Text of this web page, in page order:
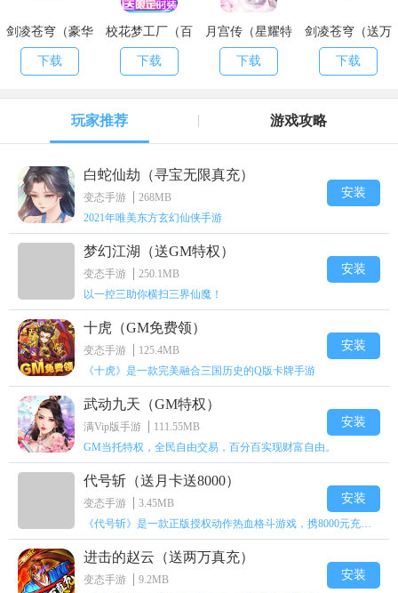
剑凌苍穹（豪华
特权）
下载
校花梦工厂（百
抽特权）
下载
月宫传（星耀特
权）
下载
剑凌苍穹（送万
元真充）
下载
玩家推荐 游戏攻略
白蛇仙劫（寻宝无限真充）
变态手游
268MB
2021年唯美东方玄幻仙侠手游
安装
梦幻江湖（送GM特权）
变态手游
250.1MB
以一控三助你横扫三界仙魔！
安装
十虎（GM免费领）
变态手游
125.4MB
《十虎》是一款完美融合三国历史的Q版卡牌手游
安装
武动九天（GM特权）
满Vip版手游
111.55MB
GM当托特权，全民自由交易，百分百实现财富自由。
安装
代号斩（送月卡送8000）
变态手游
3.45MB
《代号斩》是一款正版授权动作热血格斗游戏，携8000元充值壕礼福利来袭！
安装
进击的赵云（送两万真充）
变态手游
9.2MB
安装